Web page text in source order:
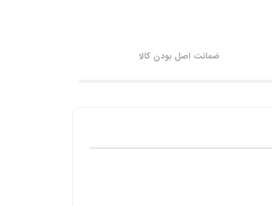
ضمانت اصل بودن کالا